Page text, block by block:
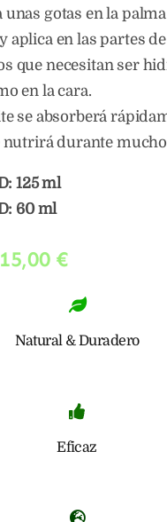
unas gotas en la
aplica en las partes
que necesitan ser
en la cara.
se absorberá
nutrirá durante
125 ml
60 ml
15,00 €
precios:
desde
15,00 €
Natural & Duradero
Eficaz